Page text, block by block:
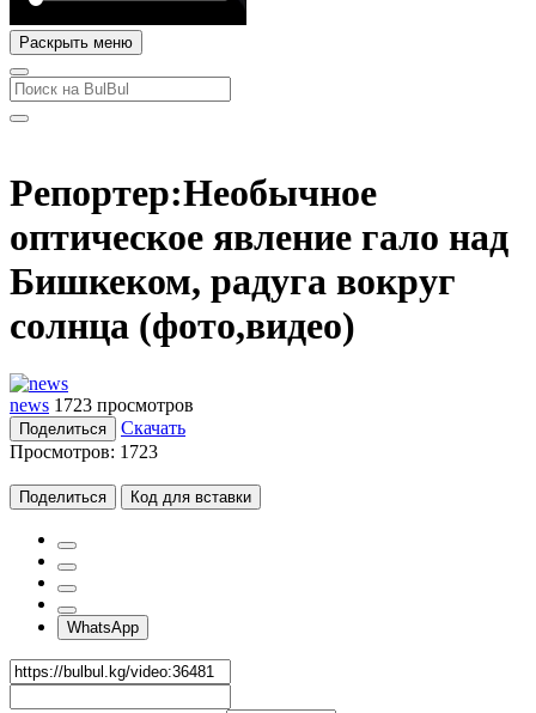
Раскрыть меню
Репортер:Необычное
оптическое явление гало над
Бишкеком, радуга вокруг
солнца (фото,видео)
news 1723 просмотров
Поделиться
Скачать
Просмотров: 1723
Поделиться Код для вставки
WhatsApp